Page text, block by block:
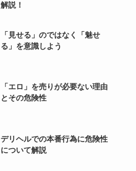
解説！
「見せる」のではなく「魅せ
る」を意識しよう
「エロ」を売りが必要ない理由
とその危険性
デリヘルでの本番行為に危険性
について解説